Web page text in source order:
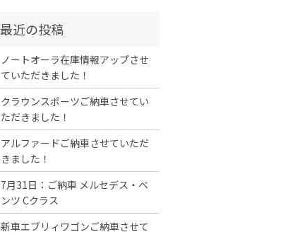
ノートオーラ在庫情報アップさせ
ていただきました！
クラウンスポーツご納車させてい
ただきました！
アルファードご納車させていただ
きました！
7月31日：ご納車 メルセデス・ベ
ンツ Cクラス
新車エブリィワゴンご納車させて